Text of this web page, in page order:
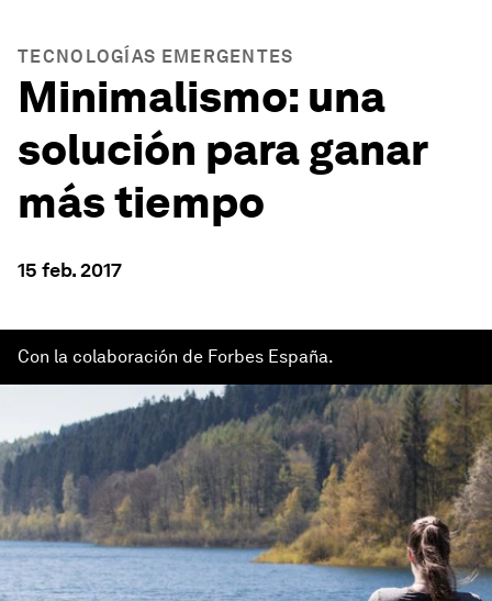
TECNOLOGÍAS EMERGENTES
Minimalismo: una
solución para ganar
más tiempo
15 feb. 2017
Con la colaboración de Forbes España.